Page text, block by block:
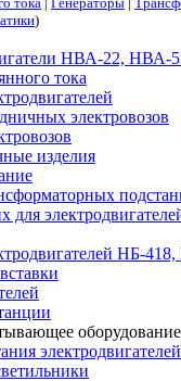
)
НВА-22, НВА-
тока
электровозов
изделия
НБ-
оборудование